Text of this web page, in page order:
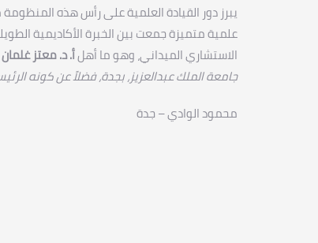
يبرز دور القيادة العلمية على رأس هذه
علمية متميزة جمعت بين الخبرة الأكاديمية
الاستشاري الميداني، وهو ما أهلأ. د. معتز غلمان
جامعة الملك عبدالعزيز، بجدة، فضلاً عن كونه
محمود الوادي – جدة